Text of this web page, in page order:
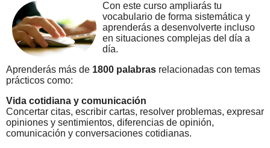
Con este curso ampliarás tu
vocabulario de forma sistemática y
aprenderás a desenvolverte incluso
en situaciones complejas del día a
día.
Aprenderás más de 1800 palabras relacionadas con temas
prácticos como:
Vida cotidiana y comunicación
Concertar citas, escribir cartas, resolver problemas, expresar
opiniones y sentimientos, diferencias de opinión,
comunicación y conversaciones cotidianas.